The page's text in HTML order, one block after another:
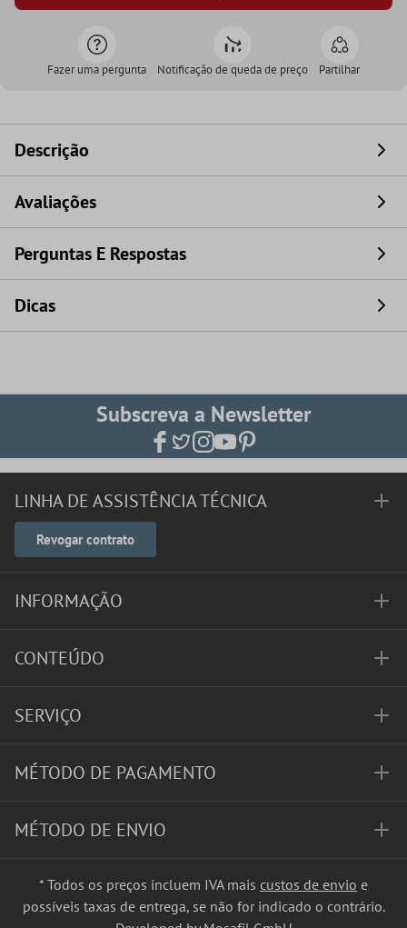
Fazer uma pergunta Notificação de queda de preço Partilhar
Descrição
Avaliações
Perguntas E Respostas
Dicas
Subscreva a Newsletter
LINHA DE ASSISTÊNCIA TÉCNICA
Revogar contrato
INFORMAÇÃO
CONTEÚDO
SERVIÇO
MÉTODO DE PAGAMENTO
MÉTODO DE ENVIO
* Todos os preços incluem IVA mais custos de envio e
possíveis taxas de entrega, se não for indicado o contrário.